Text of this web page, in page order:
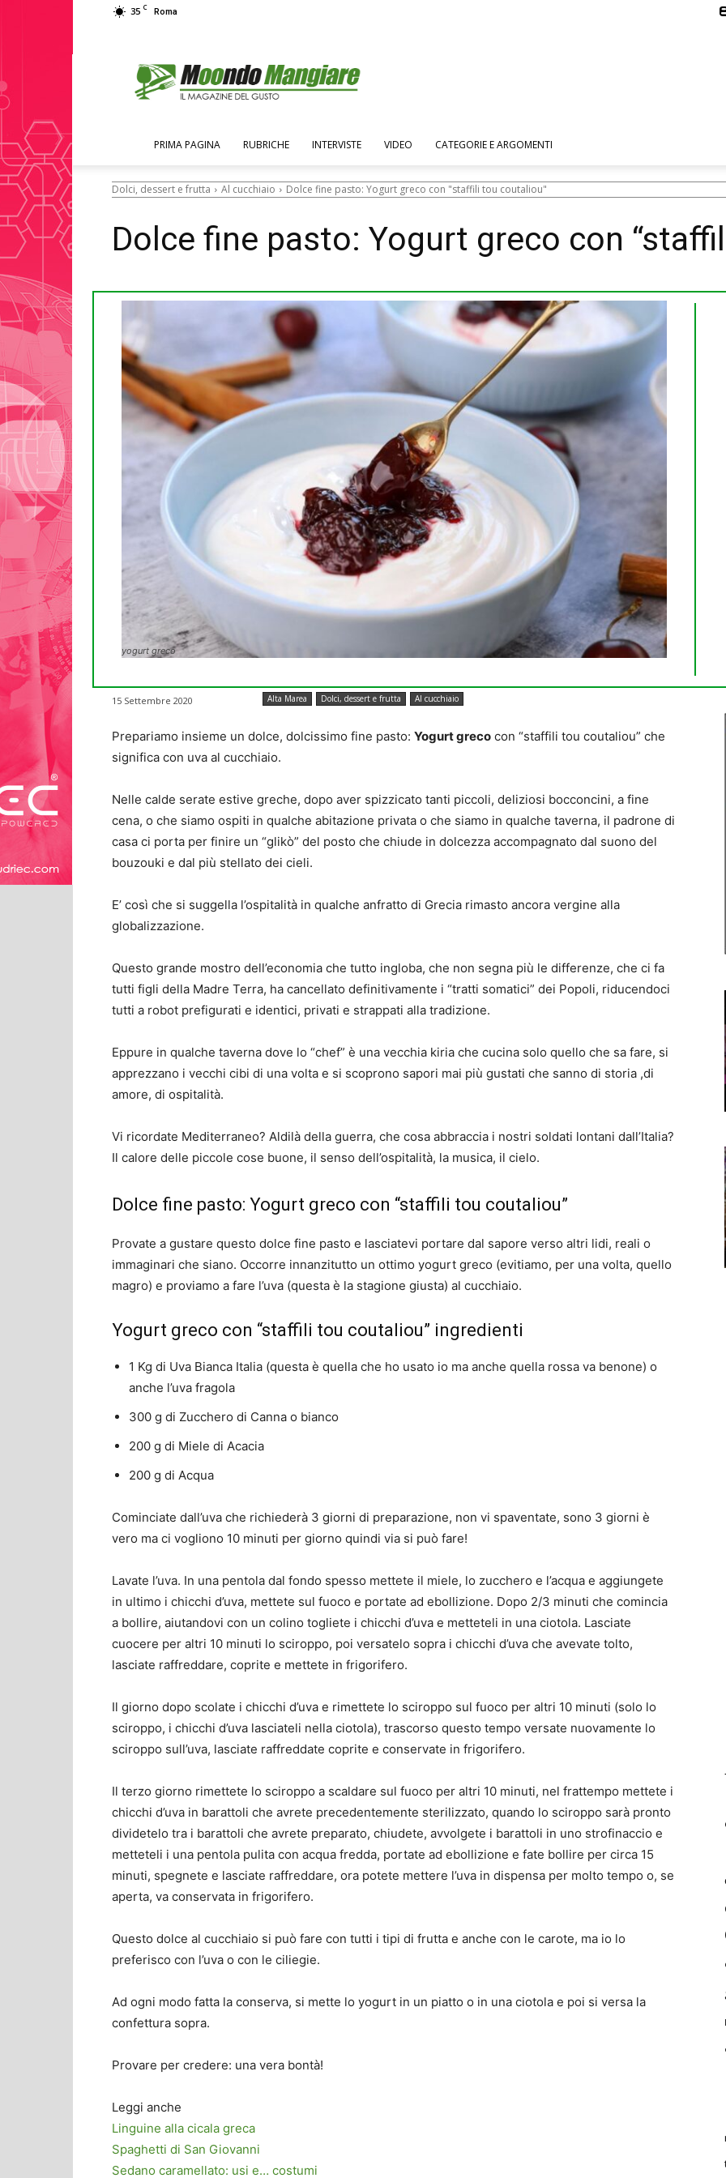
35 C Roma
Mangiare
PRIMA PAGINA RUBRICHE INTERVISTE VIDEO CATEGORIE E ARGOMENTI
Dolci, dessert e frutta Al cucchiaio Dolce fine pasto: Yogurt greco con "staffili tou coutaliou"
Dolce fine pasto: Yogurt greco con
yogurt greco
15 Settembre 2020 Alta Marea Dolci, dessert e frutta Al cucchiaio
Prepariamo insieme un dolce, dolcissimo fine pasto: Yogurt greco con “staffili tou coutaliou” che
significa con uva al cucchiaio.
Nelle calde serate estive greche, dopo aver spizzicato tanti piccoli, deliziosi bocconcini, a fine
cena, o che siamo ospiti in qualche abitazione privata o che siamo in qualche taverna, il padrone di
casa ci porta per finire un “glikò” del posto che chiude in dolcezza accompagnato dal suono del
bouzouki e dal più stellato dei cieli.
E’ così che si suggella l’ospitalità in qualche anfratto di Grecia rimasto ancora vergine alla
globalizzazione.
Questo grande mostro dell’economia che tutto ingloba, che non segna più le differenze, che ci fa
tutti figli della Madre Terra, ha cancellato definitivamente i “tratti somatici” dei Popoli, riducendoci
tutti a robot prefigurati e identici, privati e strappati alla tradizione.
Eppure in qualche taverna dove lo “chef” è una vecchia kiria che cucina solo quello che sa fare, si
apprezzano i vecchi cibi di una volta e si scoprono sapori mai più gustati che sanno di storia ,di
amore, di ospitalità.
Vi ricordate Mediterraneo? Aldilà della guerra, che cosa abbraccia i nostri soldati lontani dall’Italia?
Il calore delle piccole cose buone, il senso dell’ospitalità, la musica, il cielo.
Dolce fine pasto: Yogurt greco con “staffili tou coutaliou”
Provate a gustare questo dolce fine pasto e lasciatevi portare dal sapore verso altri lidi, reali o
immaginari che siano. Occorre innanzitutto un ottimo yogurt greco (evitiamo, per una volta, quello
magro) e proviamo a fare l’uva (questa è la stagione giusta) al cucchiaio.
Yogurt greco con “staffili tou coutaliou” ingredienti
1 Kg di Uva Bianca Italia (questa è quella che ho usato io ma anche quella rossa va benone) o
anche l’uva fragola
300 g di Zucchero di Canna o bianco
200 g di Miele di Acacia
200 g di Acqua
Cominciate dall’uva che richiederà 3 giorni di preparazione, non vi spaventate, sono 3 giorni è
vero ma ci vogliono 10 minuti per giorno quindi via si può fare!
Lavate l’uva. In una pentola dal fondo spesso mettete il miele, lo zucchero e l’acqua e aggiungete
in ultimo i chicchi d’uva, mettete sul fuoco e portate ad ebollizione. Dopo 2/3 minuti che comincia
a bollire, aiutandovi con un colino togliete i chicchi d’uva e metteteli in una ciotola. Lasciate
cuocere per altri 10 minuti lo sciroppo, poi versatelo sopra i chicchi d’uva che avevate tolto,
lasciate raffreddare, coprite e mettete in frigorifero.
Il giorno dopo scolate i chicchi d’uva e rimettete lo sciroppo sul fuoco per altri 10 minuti (solo lo
sciroppo, i chicchi d’uva lasciateli nella ciotola), trascorso questo tempo versate nuovamente lo
sciroppo sull’uva, lasciate raffreddate coprite e conservate in frigorifero.
Il terzo giorno rimettete lo sciroppo a scaldare sul fuoco per altri 10 minuti, nel frattempo mettete i
chicchi d’uva in barattoli che avrete precedentemente sterilizzato, quando lo sciroppo sarà pronto
dividetelo tra i barattoli che avrete preparato, chiudete, avvolgete i barattoli in uno strofinaccio e
metteteli i una pentola pulita con acqua fredda, portate ad ebollizione e fate bollire per circa 15
minuti, spegnete e lasciate raffreddare, ora potete mettere l’uva in dispensa per molto tempo o, se
aperta, va conservata in frigorifero.
Questo dolce al cucchiaio si può fare con tutti i tipi di frutta e anche con le carote, ma io lo
preferisco con l’uva o con le ciliegie.
Ad ogni modo fatta la conserva, si mette lo yogurt in un piatto o in una ciotola e poi si versa la
confettura sopra.
Provare per credere: una vera bontà!
Leggi anche
Linguine alla cicala greca
Spaghetti di San Giovanni
Sedano caramellato: usi e… costumi